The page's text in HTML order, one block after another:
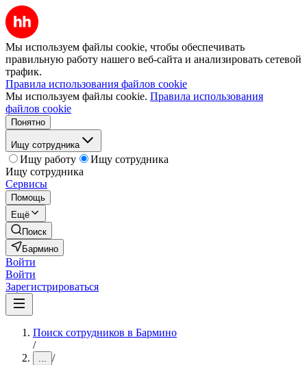
Мы используем файлы cookie, чтобы обеспечивать
правильную работу нашего веб-сайта и анализировать сетевой
трафик.
Правила использования файлов cookie
Мы используем файлы cookie. Правила использования
файлов cookie
Понятно
Ищу сотрудника
Ищу работу
Ищу сотрудника
Ищу сотрудника
Сервисы
Помощь
Ещё
Поиск
Бармино
Войти
Войти
Зарегистрироваться
Поиск сотрудников в Бармино
/
... /